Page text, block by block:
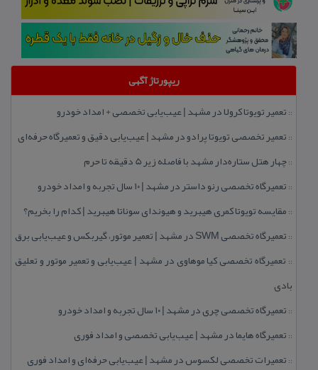
ریپورتاژ آگهی
:: تعمیر تویوتا كرولا در مشهد | عیب‌یابی تخصصی + امداد خودرو
:: تعمیر تخصصی تویوتا پرادو در مشهد | عیب‌یابی دقیق و تعمیرگاه حرفه‌ای
::چهار هتل‌ ستاره‌دار مشهد با فاصله زیر 5 دقیقه تا حرم
:: تعمیرگاه تخصصی رنو داستر در مشهد | ۱۰ سال تجربه و امداد خودرو
:: مقایسه تویوتا كمری هیبرید و هیوندای سوناتا هیبرید | كدام را بخریم؟
:: تعمیرگاه تخصصی SWM در مشهد | تعمیر موتور، گیربكس و عیب‌یابی برق
:: تعمیرگاه تخصصی كیا موهاوی در مشهد | عیب‌یابی و تعمیر موتور و تعلیق
بادی
:: تعمیرگاه تخصصی چری در مشهد | ۱۰ سال تجربه و امداد خودرو
:: تعمیرگاه هایما در مشهد | عیب‌یابی تخصصی و امداد فوری
:: تعمیرات تخصصی لكسوس در مشهد | عیب‌یابی حرفه‌ای و امداد فوری